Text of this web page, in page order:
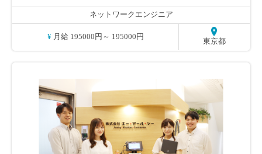
設計/構築 ・ネットワークの設計・構築 各
種 インフラ／ネットワークを構築する業務』 です。 大手企業／官
公庁／各種社会インフラなど、 さまざまなお客様より依頼され
る、 インフラやネットワークの設計～構築をおこないます。 入社
後２ケ月程度、外部セミナーを通じて基礎からの研修を 受講後、
内に自主学習環境(検証環境)の用意もあるので、 自主学習を
通じてスキルアップが可能です。 変更範囲：変更なし
ネットワークエンジニア
¥ 月給 195000円～ 195000円
東京都